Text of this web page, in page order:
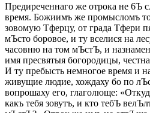
Предиреченнаго же отрока не 6Ъ
время. Божиимъ же промысломъ
зовомую Тферцу, от града Тфери
мЪсто боровое, и ту вселися на
часовню на том мЪстЪ, и
имя пресвятыя богородицы,
И ту пребысть немногое время и
живущие людие, хождаху бо по
вопрошаху его, глаголюще:
какъ тебя зовутъ, и кто тебЪ